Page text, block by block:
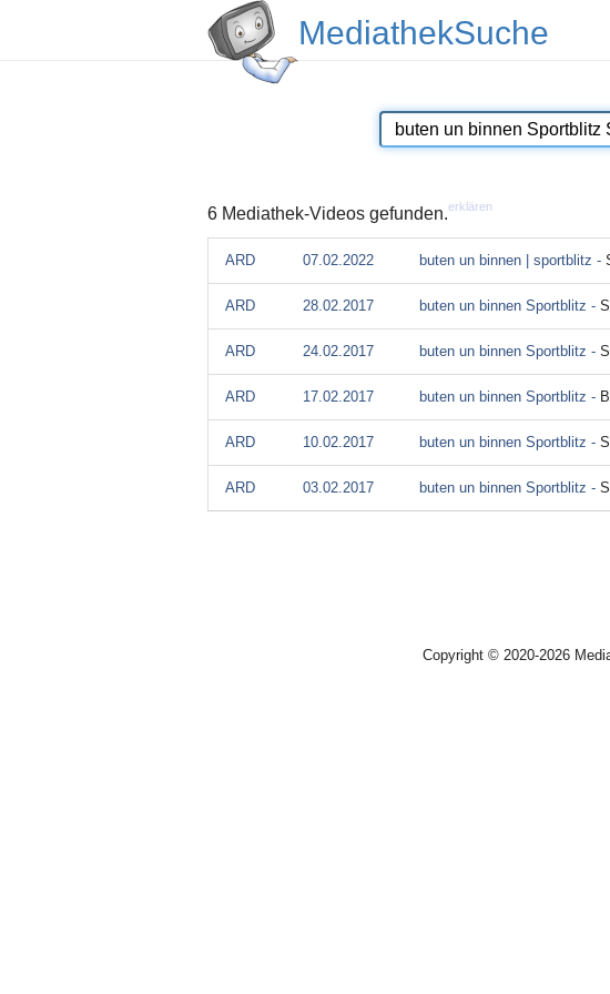
MediathekSuche
6 Mediathek-Videos gefunden.erklären
ARD 07.02.2022 buten un binnen | sportblitz -
ARD 28.02.2017 buten un binnen Sportblitz -
ARD 24.02.2017 buten un binnen Sportblitz -
ARD 17.02.2017 buten un binnen Sportblitz -
ARD 10.02.2017 buten un binnen Sportblitz -
ARD 03.02.2017 buten un binnen Sportblitz -
Copyright © 2020-2026